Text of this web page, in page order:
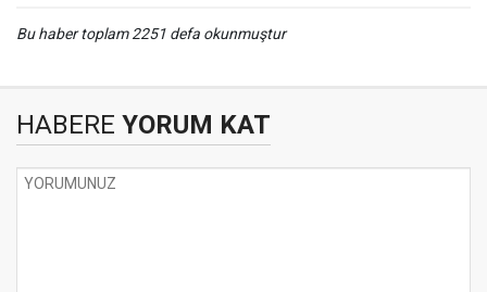
Bu haber toplam 2251 defa okunmuştur
HABERE YORUM KAT